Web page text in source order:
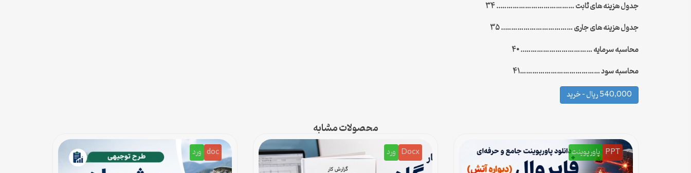
جدول هزینه های ثابت ……………………………….. ۳۴
جدول هزینه های جاری …………………………….. ۳۵
محاسبه سرمایه …………………………….. ۴۰
محاسبه سود …………………………………۴۱
540,000 ریال – خرید
محصولات مشابه
PPT پاورپوینت Docx ورد doc ورد